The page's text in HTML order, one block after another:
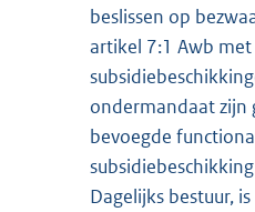
beslissen op
artikel 7:1 Awb
ondermandaat zijn
bevoegde
Dagelijks bestuur,